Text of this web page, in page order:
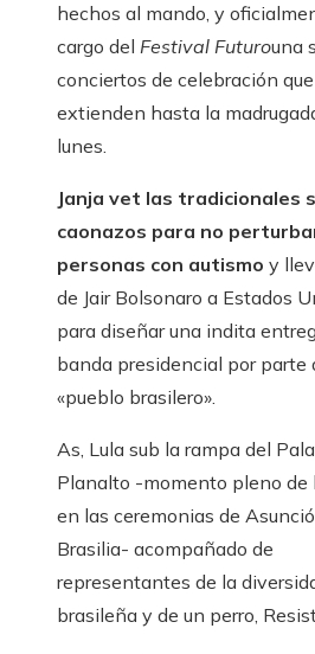
hechos al mando, y
cargo del Festival Futurouna
conciertos de celebración
extienden hasta la
lunes.
Janja vet las tradicionales
caonazos para no
personas con autismo y
de Jair Bolsonaro a Estados
para diseñar una indita
banda presidencial por parte
«pueblo brasilero».
As, Lula sub la rampa del
Planalto -momento pleno de
en las ceremonias de
Brasilia- acompañado de
representantes de la
brasileña y de un perro,